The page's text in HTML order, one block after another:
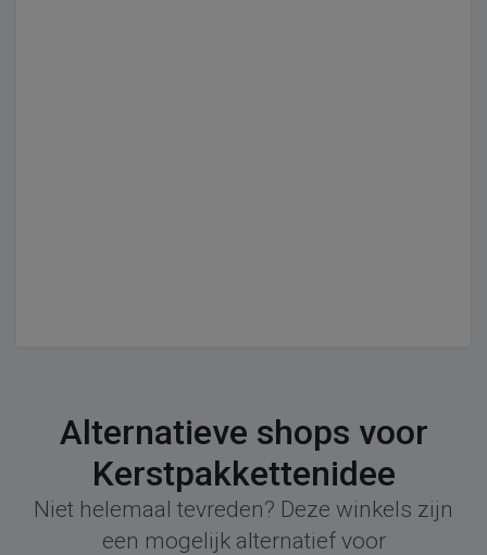
Alternatieve shops voor
Kerstpakkettenidee
Niet helemaal tevreden? Deze winkels zijn
een mogelijk alternatief voor